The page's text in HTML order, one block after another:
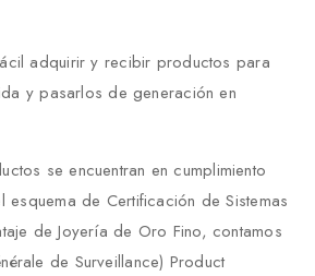
adquirir y recibir productos para
y pasarlos de generación en
se encuentran en cumplimiento
de Certificación de Sistemas
de Joyería de Oro Fino, contamos
de Surveillance) Product